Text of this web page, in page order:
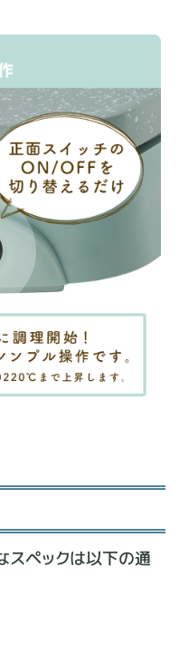
スペックは以下の通